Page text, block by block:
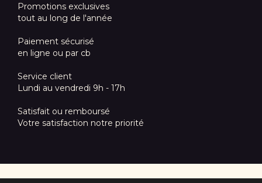
Promotions exclusives
tout au long de l'année
Paiement sécurisé
en ligne ou par cb
Service client
Lundi au vendredi 9h - 17h
Satisfait ou remboursé
Votre satisfaction notre priorité